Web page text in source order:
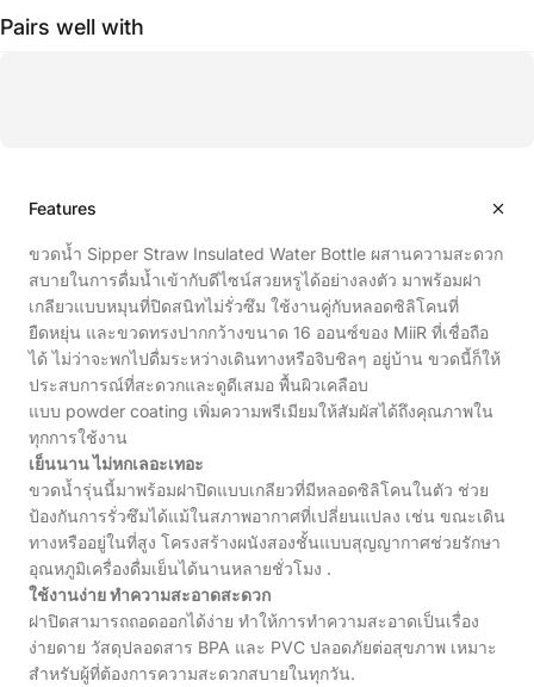
Pairs well with
Features
ขวดน้ำ Sipper Straw Insulated Water Bottle ผสานความสะดวก
สบายในการดื่มน้ำเข้ากับดีไซน์สวยหรูได้อย่างลงตัว มาพร้อมฝา
เกลียวแบบหมุนที่ปิดสนิทไม่รั่วซึม ใช้งานคู่กับหลอดซิลิโคนที่
ยืดหยุ่น และขวดทรงปากกว้างขนาด 16 ออนซ์ของ MiiR ที่เชื่อถือ
ได้ ไม่ว่าจะพกไปดื่มระหว่างเดินทางหรือจิบชิลๆ อยู่บ้าน ขวดนี้ก็ให้
ประสบการณ์ที่สะดวกและดูดีเสมอ พื้นผิวเคลือบ
แบบ powder coating เพิ่มความพรีเมียมให้สัมผัสได้ถึงคุณภาพใน
ทุกการใช้งาน
เย็นนาน ไม่หกเลอะเทอะ
ขวดน้ำรุ่นนี้มาพร้อมฝาปิดแบบเกลียวที่มีหลอดซิลิโคนในตัว ช่วย
ป้องกันการรั่วซึมได้แม้ในสภาพอากาศที่เปลี่ยนแปลง เช่น ขณะเดิน
ทางหรืออยู่ในที่สูง โครงสร้างผนังสองชั้นแบบสุญญากาศช่วยรักษา
อุณหภูมิเครื่องดื่มเย็นได้นานหลายชั่วโมง .
ใช้งานง่าย ทำความสะอาดสะดวก
ฝาปิดสามารถถอดออกได้ง่าย ทำให้การทำความสะอาดเป็นเรื่อง
ง่ายดาย วัสดุปลอดสาร BPA และ PVC ปลอดภัยต่อสุขภาพ เหมาะ
สำหรับผู้ที่ต้องการความสะดวกสบายในทุกวัน.